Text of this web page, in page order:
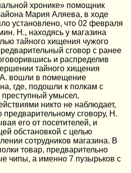
хронике» помощник
Мария Аляева, в ходе
установлено, что 02 февраля
Н., находясь у магазина
тайного хищения чужого
сговор с ранее
и распределив
тайного хищения
вошли в помещение
где, подошли к полкам с
умысел,
никто не наблюдает,
предварительному сговору, Н.
его от посетителей, и
обстановкой с целью
сотрудников магазина. В
товар, предварительно
чипы, а именно 7 пузырьков с